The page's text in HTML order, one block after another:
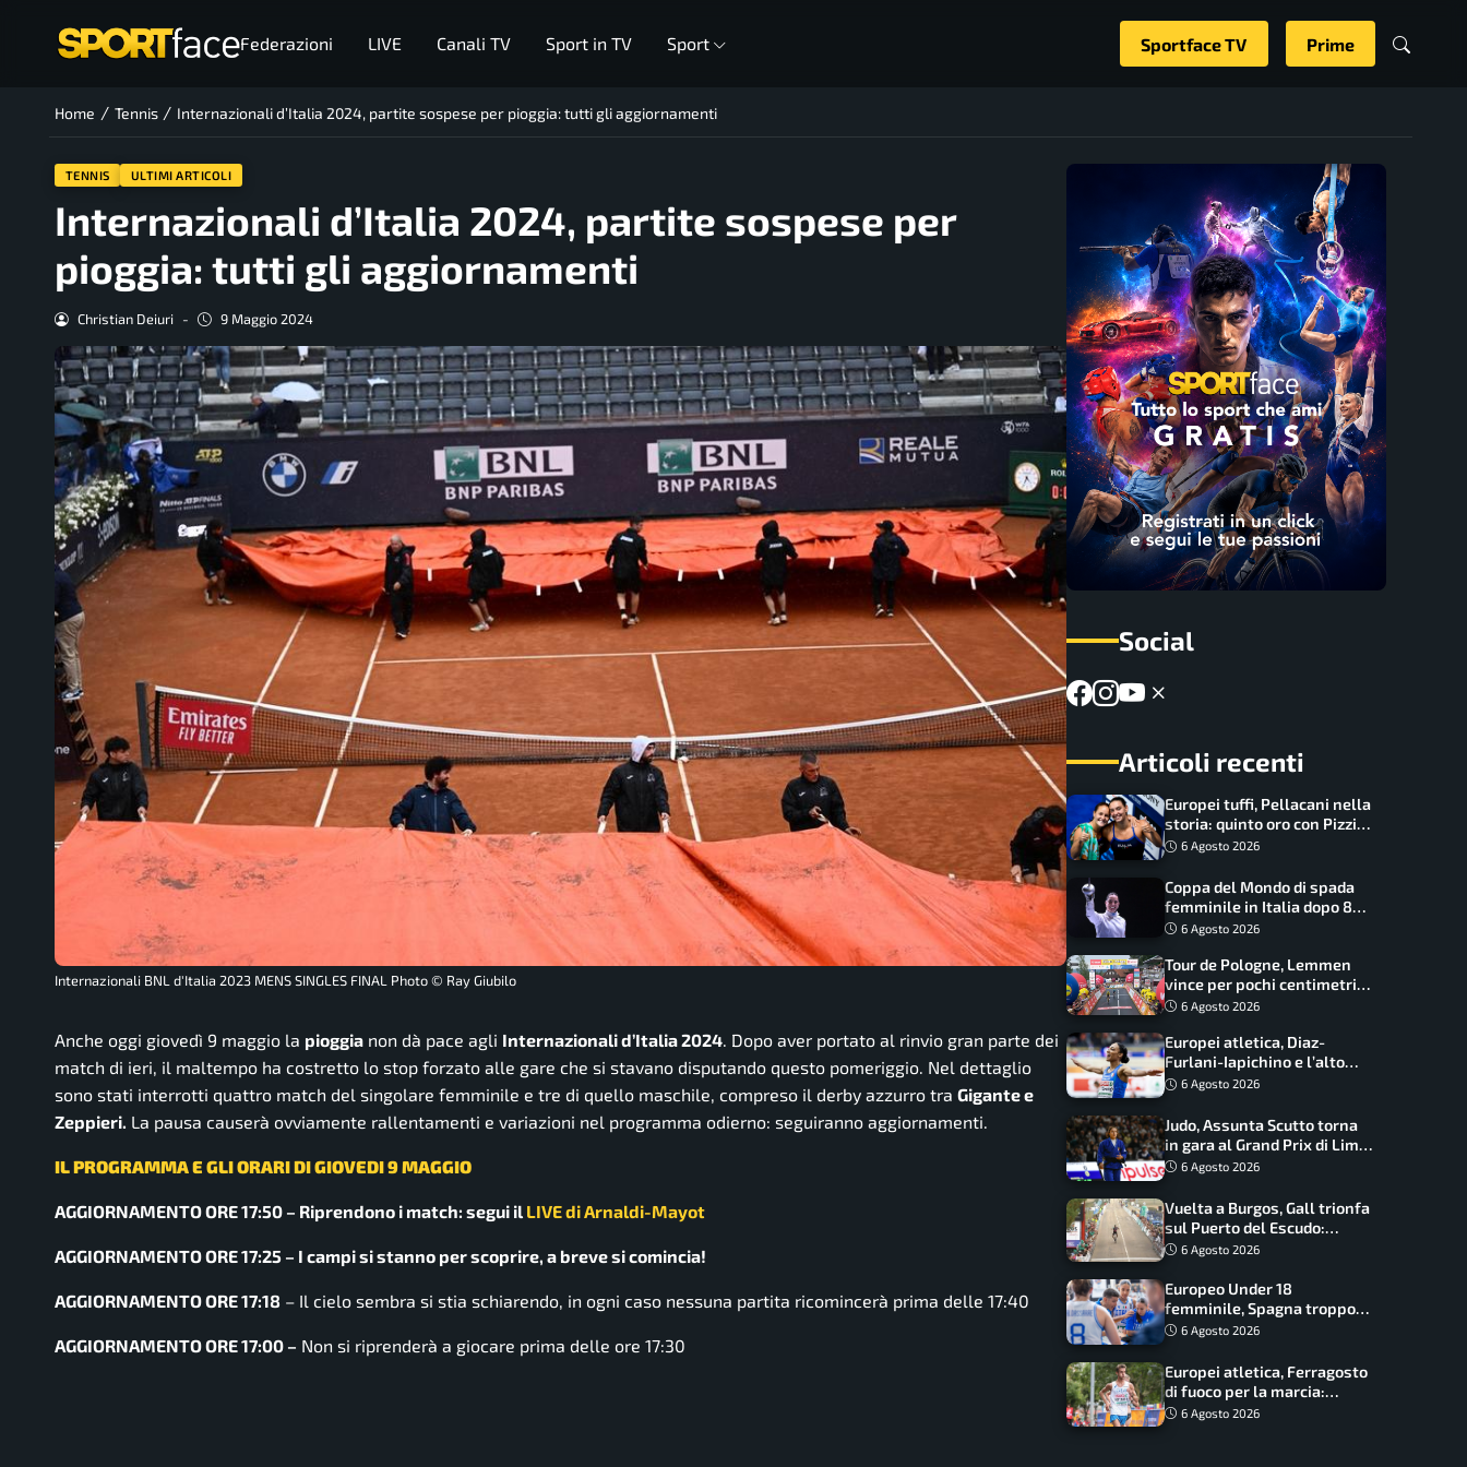
Federazioni LIVE Canali TV Sport in TV Sport Sportface TV Prime
Home / Tennis / Internazionali d’Italia 2024, partite sospese per pioggia: tutti gli aggiornamenti
TENNIS ULTIMI ARTICOLI
Internazionali d’Italia 2024, partite sospese per
pioggia: tutti gli aggiornamenti
Christian Deiuri - 9 Maggio 2024
Internazionali BNL d'Italia 2023 MENS SINGLES FINAL Photo © Ray Giubilo
Anche oggi giovedì 9 maggio la pioggia non dà pace agli Internazionali d’Italia 2024. Dopo aver portato al rinvio gran parte dei
match di ieri, il maltempo ha costretto lo stop forzato alle gare che si stavano disputando questo pomeriggio. Nel dettaglio
sono stati interrotti quattro match del singolare femminile e tre di quello maschile, compreso il derby azzurro tra Gigante e
Zeppieri. La pausa causerà ovviamente rallentamenti e variazioni nel programma odierno: seguiranno aggiornamenti.
IL PROGRAMMA E GLI ORARI DI GIOVEDI 9 MAGGIO
AGGIORNAMENTO ORE 17:50 – Riprendono i match: segui il LIVE di Arnaldi-Mayot
AGGIORNAMENTO ORE 17:25 – I campi si stanno per scoprire, a breve si comincia!
AGGIORNAMENTO ORE 17:18 – Il cielo sembra si stia schiarendo, in ogni caso nessuna partita ricomincerà prima delle 17:40
AGGIORNAMENTO ORE 17:00 – Non si riprenderà a giocare prima delle ore 17:30
Social
Articoli recenti
Europei tuffi, Pellacani nella
storia: quinto oro con Pizzini
nel sincro da 3 metri
6 Agosto 2026
Coppa del Mondo di spada
femminile in Italia dopo 8
anni, Alberta Santuccio: “Il
frutti”
6 Agosto 2026
Tour de Pologne, Lemmen
vince per pochi centimetri
su Scaroni: maxi-caduta e
6 Agosto 2026
Europei atletica, Diaz-
Furlani-Iapichino e l’alto
azzurro: l’Italia sogna nei
6 Agosto 2026
Judo, Assunta Scutto torna
in gara al Grand Prix di Lima:
17 azzurri convocati
6 Agosto 2026
Vuelta a Burgos, Gall trionfa
sul Puerto del Escudo:
Ciccone secondo e nuova
6 Agosto 2026
Europeo Under 18
femminile, Spagna troppo
forte: Italia battuta 95-41,
6 Agosto 2026
Europei atletica, Ferragosto
di fuoco per la marcia:
Palmisano, Stano e
6 Agosto 2026